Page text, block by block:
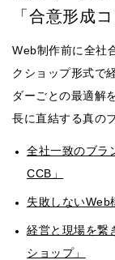
「合意形成
Web制作前に全社
クショップ形式で
ダーごとの最適解
長に直結する真の
全社一致のブラ
CCB」
失敗しないWeb
経営と現場を繋
ショップ」